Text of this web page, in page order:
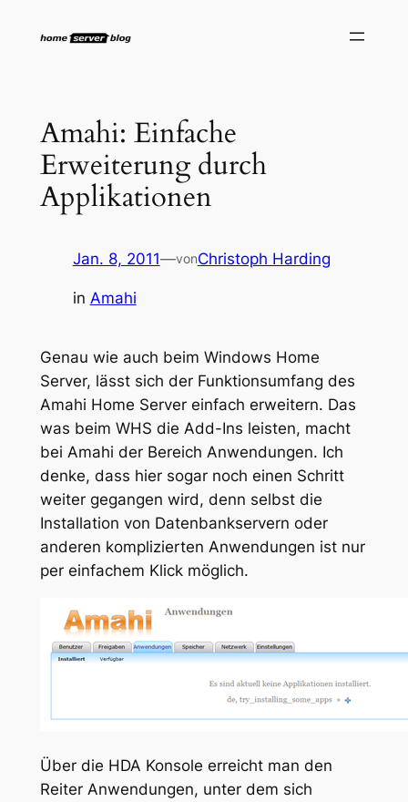
Inhalt
Amahi: Einfache
Erweiterung durch
Applikationen
Jan. 8, 2011—vonChristoph Harding
in Amahi
Genau wie auch beim Windows Home
Server, lässt sich der Funktionsumfang des
Amahi Home Server einfach erweitern. Das
was beim WHS die Add-Ins leisten, macht
bei Amahi der Bereich Anwendungen. Ich
denke, dass hier sogar noch einen Schritt
weiter gegangen wird, denn selbst die
Installation von Datenbankservern oder
anderen komplizierten Anwendungen ist nur
per einfachem Klick möglich.
Über die HDA Konsole erreicht man den
Reiter Anwendungen, unter dem sich